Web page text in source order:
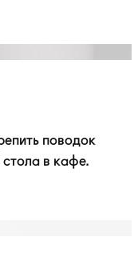
поводок
в кафе.